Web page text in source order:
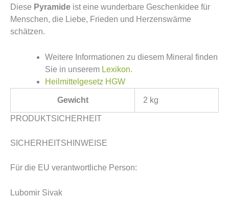
Diese Pyramide ist eine wunderbare Geschenkidee für
Menschen, die Liebe, Frieden und Herzenswärme
schätzen.
Weitere Informationen zu diesem Mineral finden
Sie in unserem Lexikon.
Heilmittelgesetz HGW
Gewicht 2 kg
PRODUKTSICHERHEIT
SICHERHEITSHINWEISE
Für die EU verantwortliche Person:
Lubomir Sivak